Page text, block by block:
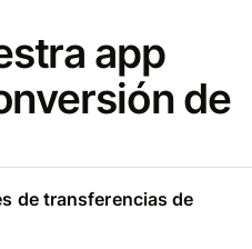
app
de
de transferencias de